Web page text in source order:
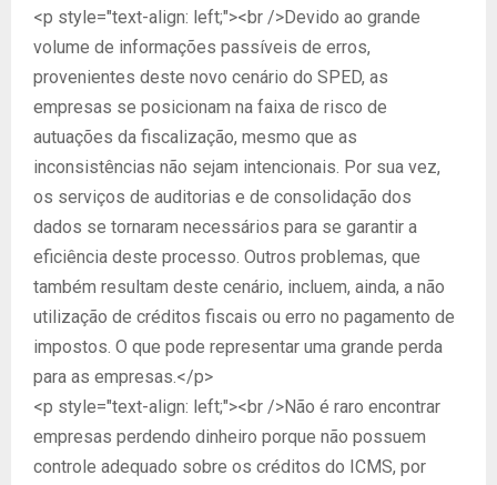
<p style="text-align: left;"><br />Devido ao grande
volume de informações passíveis de erros,
provenientes deste novo cenário do SPED, as
empresas se posicionam na faixa de risco de
autuações da fiscalização, mesmo que as
inconsistências não sejam intencionais. Por sua vez,
os serviços de auditorias e de consolidação dos
dados se tornaram necessários para se garantir a
eficiência deste processo. Outros problemas, que
também resultam deste cenário, incluem, ainda, a não
utilização de créditos fiscais ou erro no pagamento de
impostos. O que pode representar uma grande perda
para as empresas.</p>
<p style="text-align: left;"><br />Não é raro encontrar
empresas perdendo dinheiro porque não possuem
controle adequado sobre os créditos do ICMS, por